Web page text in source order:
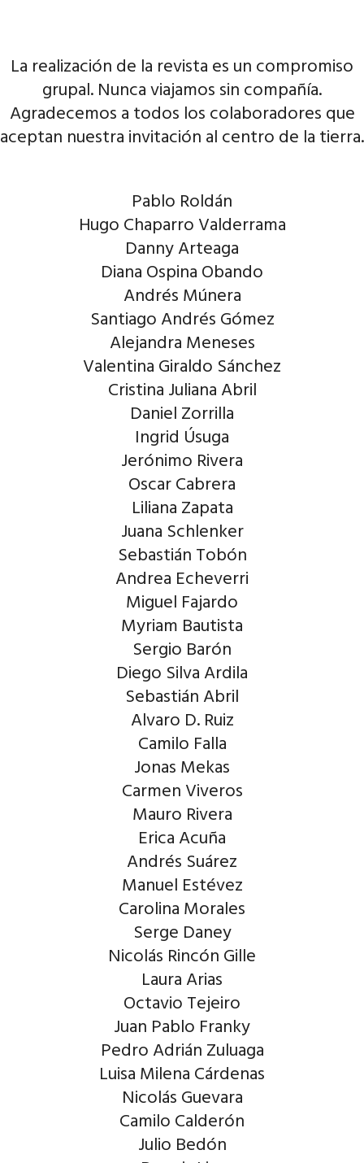
La realización de la revista es un compromiso
grupal. Nunca viajamos sin compañía.
Agradecemos a todos los colaboradores que
aceptan nuestra invitación al centro de la tierra.
Pablo Roldán
Hugo Chaparro Valderrama
Danny Arteaga
Diana Ospina Obando
Andrés Múnera
Santiago Andrés Gómez
Alejandra Meneses
Valentina Giraldo Sánchez
Cristina Juliana Abril
Daniel Zorrilla
Ingrid Úsuga
Jerónimo Rivera
Oscar Cabrera
Liliana Zapata
Juana Schlenker
Sebastián Tobón
Andrea Echeverri
Miguel Fajardo
Myriam Bautista
Sergio Barón
Diego Silva Ardila
Sebastián Abril
Alvaro D. Ruiz
Camilo Falla
Jonas Mekas
Carmen Viveros
Mauro Rivera
Erica Acuña
Andrés Suárez
Manuel Estévez
Carolina Morales
Serge Daney
Nicolás Rincón Gille
Laura Arias
Octavio Tejeiro
Juan Pablo Franky
Pedro Adrián Zuluaga
Luisa Milena Cárdenas
Nicolás Guevara
Camilo Calderón
Julio Bedón